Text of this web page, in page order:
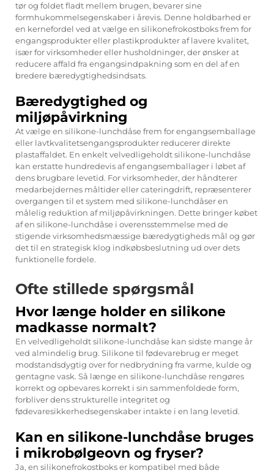
tør og foldet fladt mellem brugen, bevarer sine
formhukommelsegenskaber i årevis. Denne holdbarhed er
en kernefordel ved at vælge en silikonefrokostboks frem for
engangsprodukter eller plastikprodukter af lavere kvalitet,
især for virksomheder eller husholdninger, der ønsker at
reducere affald fra engangsindpakning som en del af en
bredere bæredygtighedsindsats.
Bæredygtighed og
miljøpåvirkning
At vælge en silikone-lunchdåse frem for engangsemballage
eller lavtkvalitetsengangsprodukter reducerer direkte
plastaffaldet. En enkelt velvedligeholdt silikone-lunchdåse
kan erstatte hundredevis af engangsemballager i løbet af
dens brugbare levetid. For virksomheder, der håndterer
medarbejdernes måltider eller cateringdrift, repræsenterer
overgangen til et system med silikone-lunchdåser en
målelig reduktion af miljøpåvirkningen. Dette bringer købet
af en silikone-lunchdåse i overensstemmelse med de
stigende virksomhedsmæssige bæredygtigheds mål og gør
det til en strategisk klog indkøbsbeslutning ud over dets
funktionelle fordele.
Ofte stillede spørgsmål
Hvor længe holder en silikone
madkasse normalt?
En velvedligeholdt silikone-lunchdåse kan sidste mange år
ved almindelig brug. Silikone til fødevarebrug er meget
modstandsdygtig over for nedbrydning fra varme, kulde og
gentagne vask. Så længe en silikone-lunchdåse rengøres
korrekt og opbevares korrekt i sin sammenfoldede form,
forbliver dens strukturelle integritet og
fødevaresikkerhedsegenskaber intakte i en lang levetid.
Kan en silikone-lunchdåse bruges
i mikrobølgeovn og fryser?
Ja, en silikonefrokostboks er kompatibel med både